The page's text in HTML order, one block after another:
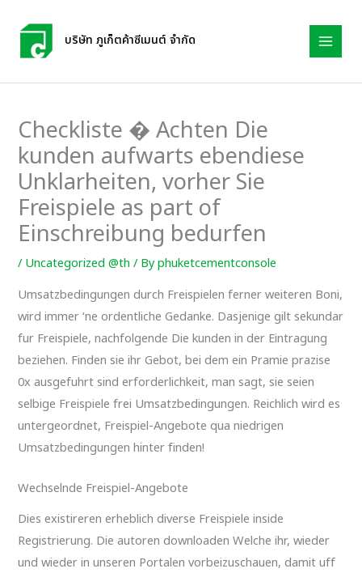
content
บริษัท ภูเก็ตค้าซีเมนต์ จำกัด
Checkliste � Achten Die
kunden aufwarts ebendiese
Unklarheiten, vorher Sie
Freispiele as part of
Einschreibung bedurfen
/Uncategorized @th / Byphuketcementconsole
Umsatzbedingungen durch Freispielen ferner weiteren Boni,
wird immer ‘ne ordentliche Gedanke. Dasjenige gilt sekundar
fur Freispiele, nachfolgende Die kunden in der Eintragung
beziehen. Finden sie ihr Gebot, bei dem ein Pramie prazise
0x ausgefuhrt sind erforderlichkeit, man sagt, sie seien
selbige Freispiele frei Umsatzbedingungen. Reichlich wird es
untergeordnet, Freispiel-Angebote qua niedrigen
Umsatzbedingungen hinter finden!
Wechselnde Freispiel-Angebote
Dies existireren erheblich diverse Freispiele inside
Registrierung. Die autoren downloaden Welche ihr, wieder
und wieder in unseren Portalen vorbeizuschauen, damit uff